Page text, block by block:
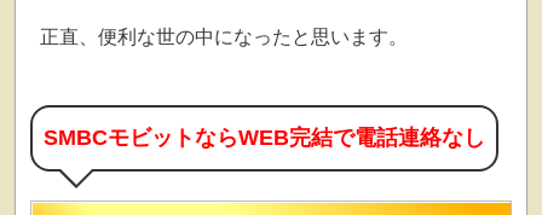
正直、便利な世の中になったと思います。
SMBCモビットならWEB完結で電話連絡なし